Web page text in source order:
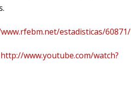
estadisticas/60871/
http://www.youtube.com/watch?